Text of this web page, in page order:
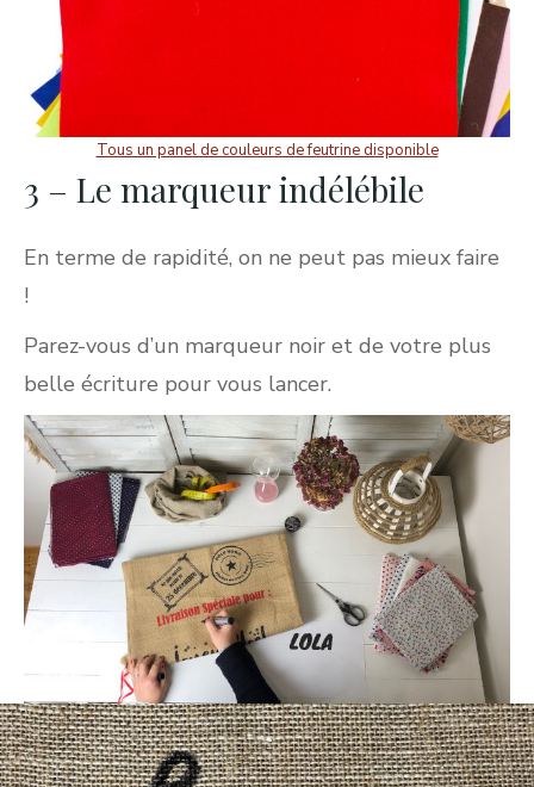
Tous un panel de couleurs de feutrine disponible
3 – Le marqueur indélébile
En terme de rapidité, on ne peut pas mieux faire
!
Parez-vous d’un marqueur noir et de votre plus
belle écriture pour vous lancer.